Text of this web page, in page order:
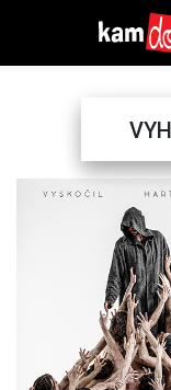
Previous